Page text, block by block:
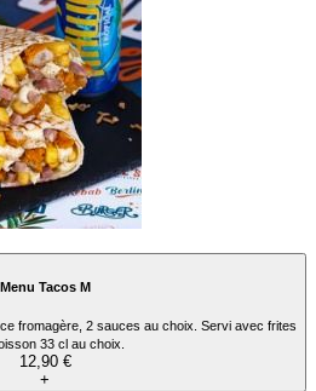
Menu Tacos M
fromagère, 2 sauces au choix. Servi avec frites
33 cl au choix.
12,90 €
+